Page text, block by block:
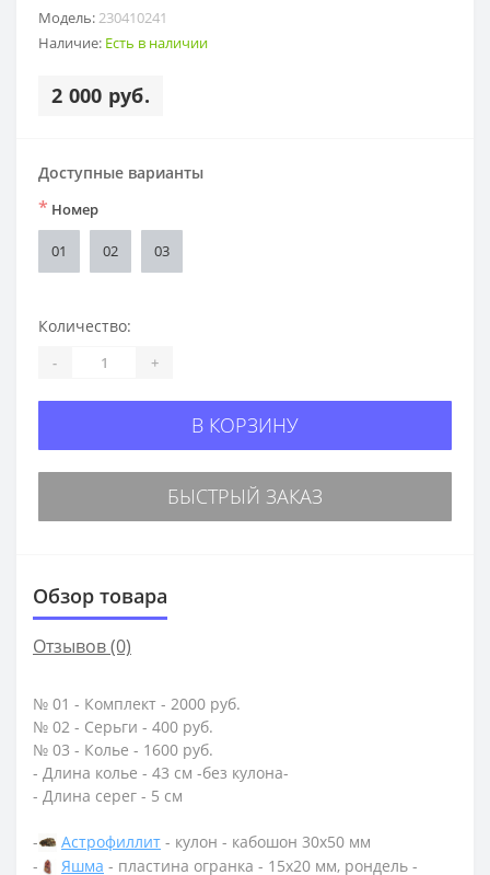
Модель:230410241
Наличие: Есть в наличии
2 000 руб.
Доступные варианты
* Номер
01 02 03
Количество:
- +
В КОРЗИНУ
БЫСТРЫЙ ЗАКАЗ
Обзор товара
Отзывов (0)
№ 01 - Комплект - 2000 руб.
№ 02 - Серьги - 400 руб.
№ 03 - Колье - 1600 руб.
- Длина колье - 43 см -без кулона-
- Длина серег - 5 см
- Астрофиллит - кулон - кабошон 30х50 мм
-
Яшма - пластина огранка - 15х20 мм, рондель -